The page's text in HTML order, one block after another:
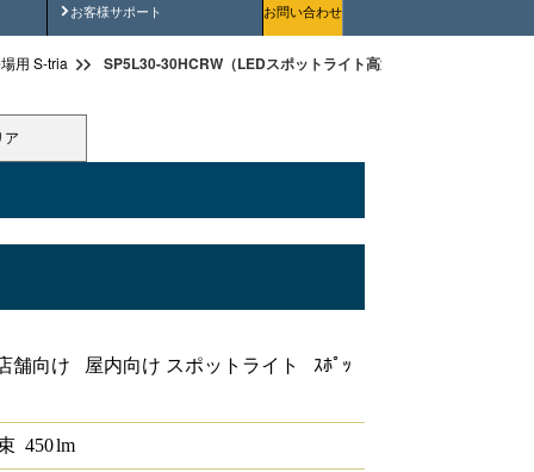
お客様サポート
安全にご使用いただくためにお問い合わせ
用 S-tria SP5L30-30HCRW（LEDスポットライト高演色タイプ 1/2配光角
ア
舗向け 屋内向け スポットライト ｽﾎﾟｯ
450lm